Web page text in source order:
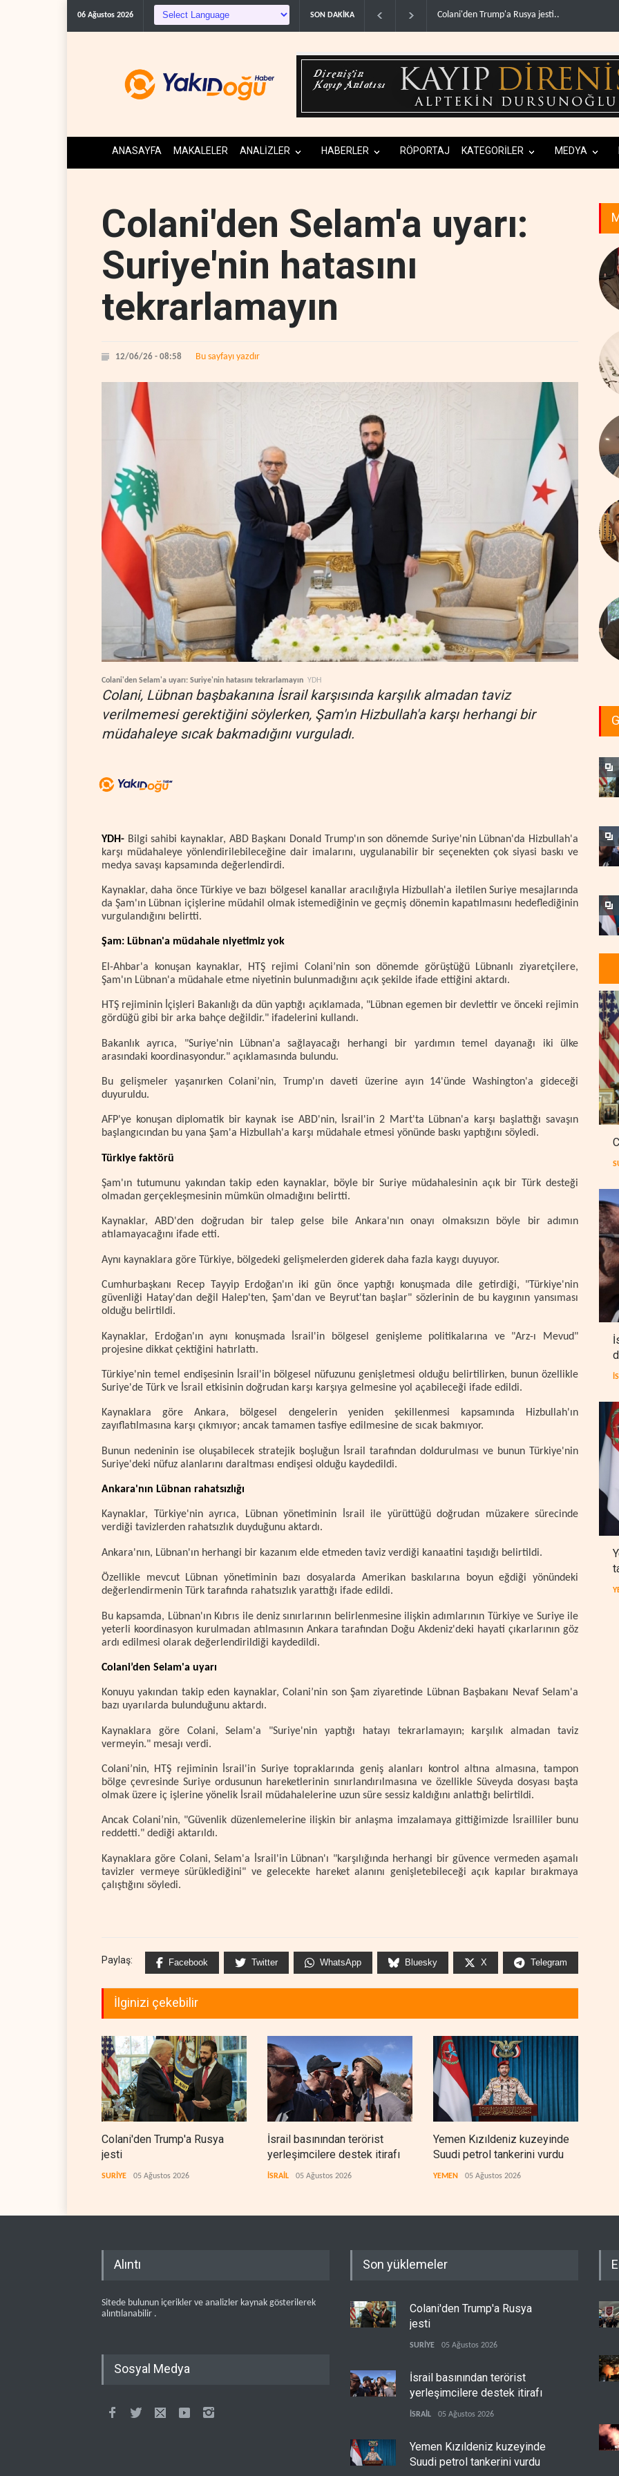
06 Ağustos 2026 SON DAKİKA İsrail basınından terörist yerleşimcilere destek
ANASAYFA MAKALELER ANALİZLER HABERLER RÖPORTAJ KATEGORİLER MEDYA
Colani'den Selam'a uyarı:
Suriye'nin hatasını
tekrarlamayın
12/06/26 - 08:58 Bu sayfayı yazdır
Colani'den Selam'a uyarı: Suriye'nin hatasını tekrarlamayın YDH
Colani, Lübnan başbakanına İsrail karşısında karşılık almadan taviz
verilmemesi gerektiğini söylerken, Şam'ın Hizbullah'a karşı herhangi bir
müdahaleye sıcak bakmadığını vurguladı.
YDH- Bilgi sahibi kaynaklar, ABD Başkanı Donald Trump'ın son dönemde Suriye'nin Lübnan'da Hizbullah'a
karşı müdahaleye yönlendirilebileceğine dair imalarını, uygulanabilir bir seçenekten çok siyasi baskı ve
medya savaşı kapsamında değerlendirdi.
Kaynaklar, daha önce Türkiye ve bazı bölgesel kanallar aracılığıyla Hizbullah'a iletilen Suriye mesajlarında
da Şam'ın Lübnan içişlerine müdahil olmak istemediğinin ve geçmiş dönemin kapatılmasını hedeflediğinin
vurgulandığını belirtti.
Şam: Lübnan'a müdahale niyetimiz yok
El-Ahbar'a konuşan kaynaklar, HTŞ rejimi Colani’nin son dönemde görüştüğü Lübnanlı ziyaretçilere,
Şam'ın Lübnan'a müdahale etme niyetinin bulunmadığını açık şekilde ifade ettiğini aktardı.
HTŞ rejiminin İçişleri Bakanlığı da dün yaptığı açıklamada, "Lübnan egemen bir devlettir ve önceki rejimin
gördüğü gibi bir arka bahçe değildir." ifadelerini kullandı.
Bakanlık ayrıca, "Suriye'nin Lübnan'a sağlayacağı herhangi bir yardımın temel dayanağı iki ülke
arasındaki koordinasyondur." açıklamasında bulundu.
Bu gelişmeler yaşanırken Colani’nin, Trump'ın daveti üzerine ayın 14'ünde Washington'a gideceği
duyuruldu.
AFP'ye konuşan diplomatik bir kaynak ise ABD'nin, İsrail'in 2 Mart'ta Lübnan'a karşı başlattığı savaşın
başlangıcından bu yana Şam'a Hizbullah'a karşı müdahale etmesi yönünde baskı yaptığını söyledi.
Türkiye faktörü
Şam'ın tutumunu yakından takip eden kaynaklar, böyle bir Suriye müdahalesinin açık bir Türk desteği
olmadan gerçekleşmesinin mümkün olmadığını belirtti.
Kaynaklar, ABD'den doğrudan bir talep gelse bile Ankara'nın onayı olmaksızın böyle bir adımın
atılamayacağını ifade etti.
Aynı kaynaklara göre Türkiye, bölgedeki gelişmelerden giderek daha fazla kaygı duyuyor.
Cumhurbaşkanı Recep Tayyip Erdoğan'ın iki gün önce yaptığı konuşmada dile getirdiği, "Türkiye'nin
güvenliği Hatay'dan değil Halep'ten, Şam'dan ve Beyrut'tan başlar" sözlerinin de bu kaygının yansıması
olduğu belirtildi.
Kaynaklar, Erdoğan'ın aynı konuşmada İsrail'in bölgesel genişleme politikalarına ve "Arz-ı Mevud"
projesine dikkat çektiğini hatırlattı.
Türkiye'nin temel endişesinin İsrail'in bölgesel nüfuzunu genişletmesi olduğu belirtilirken, bunun özellikle
Suriye'de Türk ve İsrail etkisinin doğrudan karşı karşıya gelmesine yol açabileceği ifade edildi.
Kaynaklara göre Ankara, bölgesel dengelerin yeniden şekillenmesi kapsamında Hizbullah'ın
zayıflatılmasına karşı çıkmıyor; ancak tamamen tasfiye edilmesine de sıcak bakmıyor.
Bunun nedeninin ise oluşabilecek stratejik boşluğun İsrail tarafından doldurulması ve bunun Türkiye'nin
Suriye'deki nüfuz alanlarını daraltması endişesi olduğu kaydedildi.
Ankara'nın Lübnan rahatsızlığı
Kaynaklar, Türkiye'nin ayrıca, Lübnan yönetiminin İsrail ile yürüttüğü doğrudan müzakere sürecinde
verdiği tavizlerden rahatsızlık duyduğunu aktardı.
Ankara'nın, Lübnan'ın herhangi bir kazanım elde etmeden taviz verdiği kanaatini taşıdığı belirtildi.
Özellikle mevcut Lübnan yönetiminin bazı dosyalarda Amerikan baskılarına boyun eğdiği yönündeki
değerlendirmenin Türk tarafında rahatsızlık yarattığı ifade edildi.
Bu kapsamda, Lübnan'ın Kıbrıs ile deniz sınırlarının belirlenmesine ilişkin adımlarının Türkiye ve Suriye ile
yeterli koordinasyon kurulmadan atılmasının Ankara tarafından Doğu Akdeniz'deki hayati çıkarlarının göz
ardı edilmesi olarak değerlendirildiği kaydedildi.
Colani’den Selam'a uyarı
Konuyu yakından takip eden kaynaklar, Colani’nin son Şam ziyaretinde Lübnan Başbakanı Nevaf Selam'a
bazı uyarılarda bulunduğunu aktardı.
Kaynaklara göre Colani, Selam'a "Suriye'nin yaptığı hatayı tekrarlamayın; karşılık almadan taviz
vermeyin." mesajı verdi.
Colani’nin, HTŞ rejiminin İsrail'in Suriye topraklarında geniş alanları kontrol altına almasına, tampon
bölge çevresinde Suriye ordusunun hareketlerinin sınırlandırılmasına ve özellikle Süveyda dosyası başta
olmak üzere iç işlerine yönelik İsrail müdahalelerine uzun süre sessiz kaldığını anlattığı belirtildi.
Ancak Colani’nin, "Güvenlik düzenlemelerine ilişkin bir anlaşma imzalamaya gittiğimizde İsrailliler bunu
reddetti." dediği aktarıldı.
Kaynaklara göre Colani, Selam'a İsrail'in Lübnan'ı "karşılığında herhangi bir güvence vermeden aşamalı
tavizler vermeye sürüklediğini" ve gelecekte hareket alanını genişletebileceği açık kapılar bırakmaya
çalıştığını söyledi.
Paylaş: Facebook Twitter WhatsApp Bluesky X Telegram
İlginizi çekebilir
Colani'den Trump'a Rusya
jesti
SURİYE 05 Ağustos 2026
İsrail basınından terörist
yerleşimcilere destek itirafı
İSRAİL 05 Ağustos 2026
Yemen Kızıldeniz kuzeyinde
Suudi petrol tankerini vurdu
YEMEN 05 Ağustos 2026
Alıntı
Sitede bulunun içerikler ve analizler kaynak gösterilerek
alıntılanabilir .
Sosyal Medya
Son yüklemeler
Colani'den Trump'a Rusya
jesti
SURİYE 05 Ağustos 2026
İsrail basınından terörist
yerleşimcilere destek itirafı
İSRAİL 05 Ağustos 2026
Yemen Kızıldeniz kuzeyinde
Suudi petrol tankerini vurdu